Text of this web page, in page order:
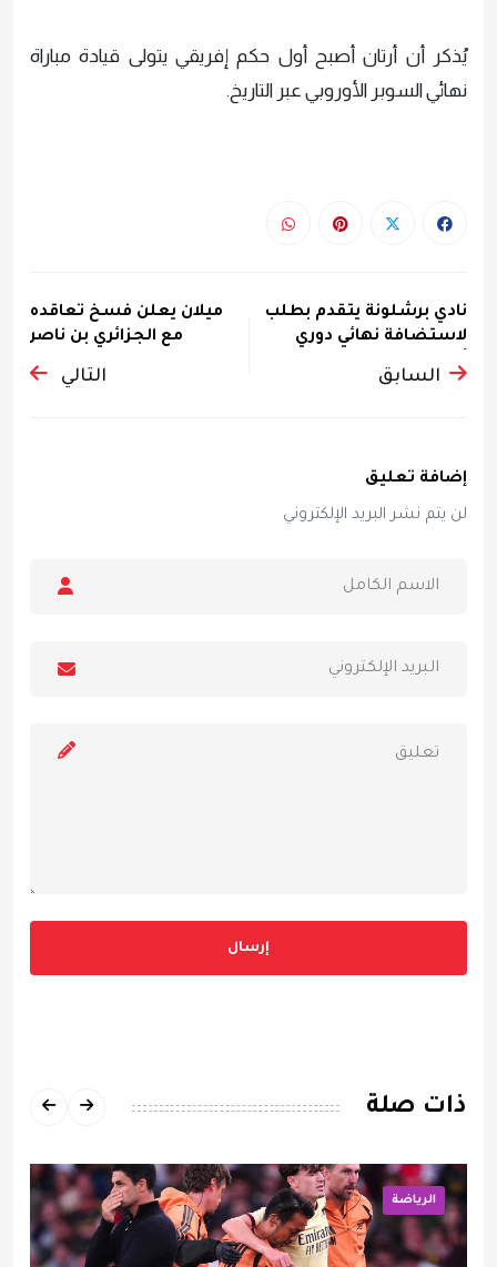
يُذكر أن أرتان أصبح أول حكم إفريقي يتولى قيادة مباراة
نهائي السوبر الأوروبي عبر التاريخ.
نادي برشلونة يتقدم بطلب
لاستضافة نهائي دوري
أبط...
السابق
ميلان يعلن فسخ تعاقده
مع الجزائري بن ناصر
بالتراضي
التالي
إضافة تعليق
لن يتم نشر البريد الإلكتروني
إرسال
ذات صلة
الرياضة